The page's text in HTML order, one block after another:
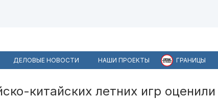
ДЕЛОВЫЕ НОВОСТИ НАШИ ПРОЕКТЫ ГРАНИЦЫ
китайских летних игр оценили